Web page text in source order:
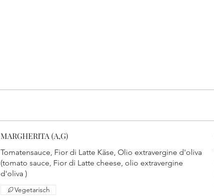
MARGHERITA (A,G)
Tomatensauce, Fior di Latte Käse, Olio extravergine d'oliva
(tomato sauce, Fior di Latte cheese, olio extravergine
d'oliva )
Vegetarisch